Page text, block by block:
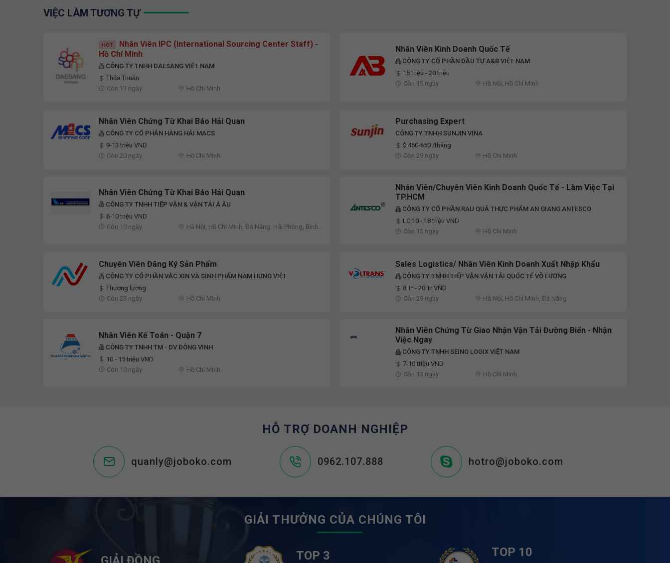
VIỆC LÀM TƯƠNG TỰ
HOT
Nhân Viên IPC (International Sourcing Center Staff) -
Hồ Chí Minh
CÔNG TY TNHH DAESANG VIỆT NAM
Thỏa Thuận
Còn 11 ngày
Hồ Chí Minh
Nhân Viên Kinh Doanh Quốc Tế
CÔNG TY CỔ PHẦN ĐẦU TƯ A&B VIỆT NAM
15 triệu - 20 triệu
Còn 15 ngày
Hà Nội, Hồ Chí Minh
Nhân Viên Chứng Từ Khai Báo Hải Quan
CÔNG TY CỔ PHẦN HÀNG HẢI MACS
9-13 triệu VND
Còn 20 ngày
Hồ Chí Minh
Purchasing Expert
CÔNG TY TNHH SUNJIN VINA
$ 450-650 /tháng
Còn 29 ngày
Hồ Chí Minh
Nhân Viên Chứng Từ Khai Báo Hải Quan
CÔNG TY TNHH TIẾP VẬN & VẬN TẢI Á ÂU
6-10 triệu VND
Còn 10 ngày
Hà Nội, Hồ Chí Minh, Đà Nẵng, Hải Phòng, Bình
Nhân Viên/Chuyên Viên Kinh Doanh Quốc Tế - Làm Việc Tại
TP.HCM
CÔNG TY CỔ PHẦN RAU QUẢ THỰC PHẨM AN GIANG ANTESCO
LC 10 - 18 triệu VND
Còn 15 ngày
Hồ Chí Minh
Chuyên Viên Đăng Ký Sản Phẩm
CÔNG TY CỔ PHẦN VẮC XIN VÀ SINH PHẨM NAM HƯNG VIỆT
Thương lượng
Còn 23 ngày
Hồ Chí Minh
Sales Logistics/ Nhân Viên Kinh Doanh Xuất Nhập Khẩu
CÔNG TY TNHH TIẾP VẬN VẬN TẢI QUỐC TẾ VÕ LƯƠNG
8 Tr - 20 Tr VND
Còn 29 ngày
Hà Nội, Hồ Chí Minh, Đà Nẵng
Nhân Viên Kế Toán - Quận 7
CÔNG TY TNHH TM - DV ĐÔNG VINH
10 - 15 triệu VND
Còn 10 ngày
Hồ Chí Minh
Nhân Viên Chứng Từ Giao Nhận Vận Tải Đường Biển - Nhận
Việc Ngay
CÔNG TY TNHH SEINO LOGIX VIỆT NAM
7-10 triệu VND
Còn 13 ngày
Hồ Chí Minh
HỖ TRỢ DOANH NGHIỆP
quanly@joboko.com 0962.107.888 hotro@joboko.com
GIẢI THƯỞNG CỦA CHÚNG TÔI
TOP 3 TOP 10